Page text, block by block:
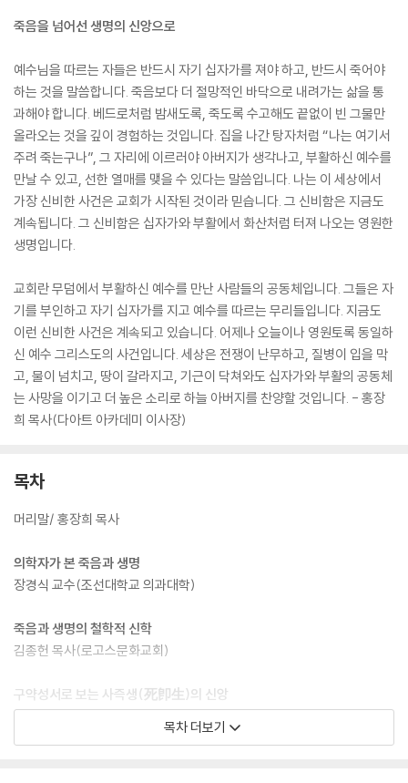
죽음을 넘어선 생명의 신앙으로
예수님을 따르는 자들은 반드시 자기 십자가를 져야 하고, 반드시 죽어야
하는 것을 말씀합니다. 죽음보다 더 절망적인 바닥으로 내려가는 삶을 통
과해야 합니다. 베드로처럼 밤새도록, 죽도록 수고해도 끝없이 빈 그물만
올라오는 것을 깊이 경험하는 것입니다. 집을 나간 탕자처럼 “나는 여기서
주려 죽는구나”, 그 자리에 이르러야 아버지가 생각나고, 부활하신 예수를
만날 수 있고, 선한 열매를 맺을 수 있다는 말씀입니다. 나는 이 세상에서
가장 신비한 사건은 교회가 시작된 것이라 믿습니다. 그 신비함은 지금도
계속됩니다. 그 신비함은 십자가와 부활에서 화산처럼 터져 나오는 영원한
생명입니다.
교회란 무덤에서 부활하신 예수를 만난 사람들의 공동체입니다. 그들은 자
기를 부인하고 자기 십자가를 지고 예수를 따르는 무리들입니다. 지금도
이런 신비한 사건은 계속되고 있습니다. 어제나 오늘이나 영원토록 동일하
신 예수 그리스도의 사건입니다. 세상은 전쟁이 난무하고, 질병이 입을 막
고, 물이 넘치고, 땅이 갈라지고, 기근이 닥쳐와도 십자가와 부활의 공동체
는 사망을 이기고 더 높은 소리로 하늘 아버지를 찬양할 것입니다. - 홍장
희 목사(다아트 아카데미 이사장)
목차
머리말/ 홍장희 목사
의학자가 본 죽음과 생명
장경식 교수(조선대학교 의과대학)
죽음과 생명의 철학적 신학
김종헌 목사(로고스문화교회)
구약성서로 보는 사즉생(死卽生)의 신앙
강성열 교수(호남신학대학교 구약학)
목차 더보기